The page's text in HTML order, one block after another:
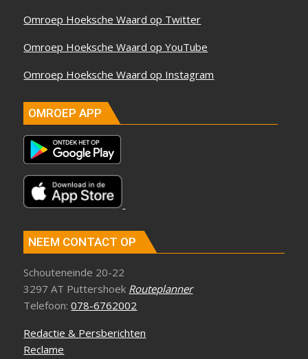
Omroep Hoeksche Waard op Twitter
Omroep Hoeksche Waard op YouTube
Omroep Hoeksche Waard op Instagram
OMROEP APP
NEEM CONTACT OP
Schouteneinde 20-22
3297 AT Puttershoek Routeplanner
Telefoon:078-6762002
Redactie & Persberichten
Reclame